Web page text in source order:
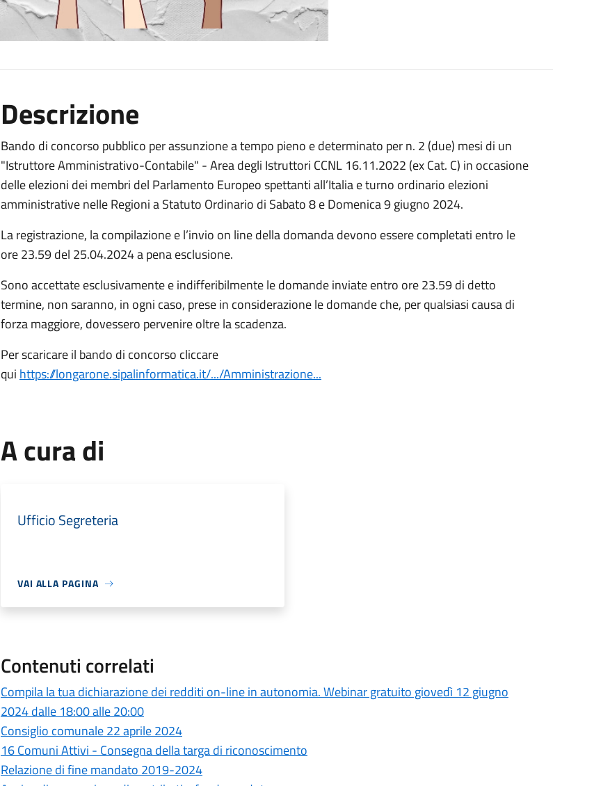
Descrizione
Bando di concorso pubblico per assunzione a tempo pieno e determinato per n. 2 (due) mesi di un
"Istruttore Amministrativo-Contabile" - Area degli Istruttori CCNL 16.11.2022 (ex Cat. C) in occasione
delle elezioni dei membri del Parlamento Europeo spettanti all’Italia e turno ordinario elezioni
amministrative nelle Regioni a Statuto Ordinario di Sabato 8 e Domenica 9 giugno 2024.
La registrazione, la compilazione e l’invio on line della domanda devono essere completati entro le
ore 23.59 del 25.04.2024 a pena esclusione.
Sono accettate esclusivamente e indifferibilmente le domande inviate entro ore 23.59 di detto
termine, non saranno, in ogni caso, prese in considerazione le domande che, per qualsiasi causa di
forza maggiore, dovessero pervenire oltre la scadenza.
Per scaricare il bando di concorso cliccare
qui https://longarone.sipalinformatica.it/.../Amministrazione...
A cura di
Ufficio Segreteria
VAI ALLA PAGINA
Contenuti correlati
Compila la tua dichiarazione dei redditi on-line in autonomia. Webinar gratuito giovedì 12 giugno
2024 dalle 18:00 alle 20:00
Consiglio comunale 22 aprile 2024
16 Comuni Attivi - Consegna della targa di riconoscimento
Relazione di fine mandato 2019-2024